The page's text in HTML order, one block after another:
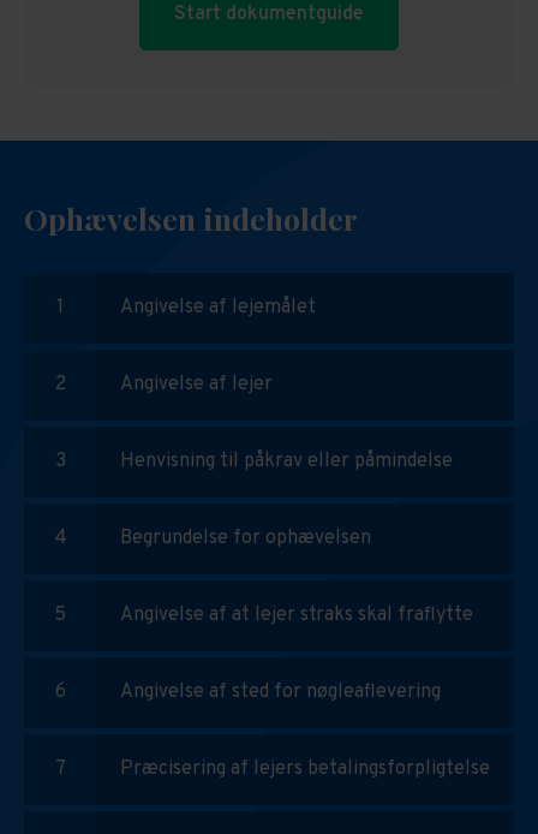
Start dokumentguide
Ophævelsen indeholder
Angivelse af lejemålet
Angivelse af lejer
Henvisning til påkrav eller påmindelse
Begrundelse for ophævelsen
Angivelse af at lejer straks skal fraflytte
Angivelse af sted for nøgleaflevering
Præcisering af lejers betalingsforpligtelse